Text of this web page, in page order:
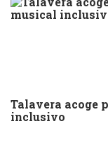
Talavera acoge
inclusivo